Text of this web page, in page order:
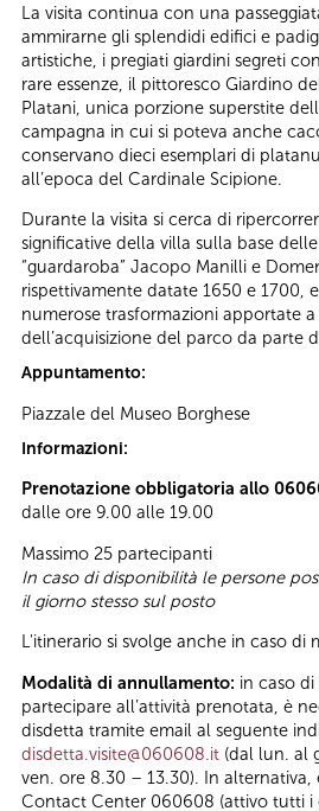
La visita continua con una
ammirarne gli splendidi edifici e
artistiche, i pregiati giardini segreti
rare essenze, il pittoresco Giardino
Platani, unica porzione superstite
campagna in cui si poteva anche
conservano dieci esemplari di
all’epoca del Cardinale Scipione.
Durante la visita si cerca di
significative della villa sulla base
“guardaroba” Jacopo Manilli e
rispettivamente datate 1650 e 1700,
numerose trasformazioni apportate
dell’acquisizione del parco da parte
Appuntamento:
Piazzale del Museo Borghese
Informazioni:
Prenotazione obbligatoria allo
dalle ore 9.00 alle 19.00
Massimo 25 partecipanti
In caso di disponibilità le persone
il giorno stesso sul posto
L'itinerario si svolge anche in caso di
Modalità di annullamento: in caso
partecipare all’attività prenotata, è
disdetta tramite email al seguente
disdetta.visite@060608.it (dal lun. al
ven. ore 8.30 – 13.30). In alternativa,
Contact Center 060608 (attivo tutti i